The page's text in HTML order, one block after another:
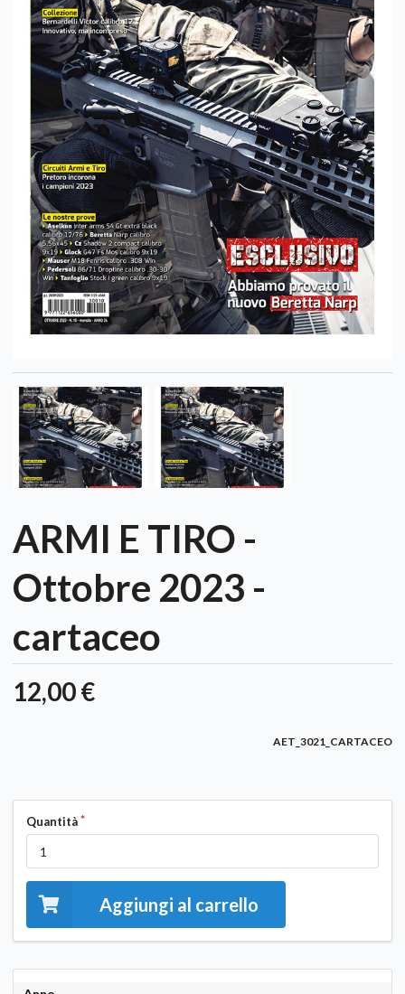
ARMI E TIRO -
Ottobre 2023 -
cartaceo
12,00 €
AET_3021_CARTACEO
Quantità
Aggiungi al carrello